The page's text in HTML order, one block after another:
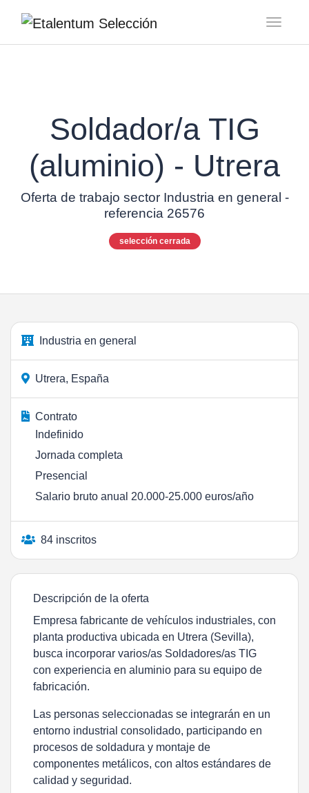
Soldador/a TIG
(aluminio) - Utrera
Oferta de trabajo sector Industria en general -
referencia 26576
selección cerrada
Industria en general
Utrera, España
Contrato
Indefinido
Jornada completa
Presencial
Salario bruto anual 20.000-25.000 euros/año
84 inscritos
Descripción de la oferta
Empresa fabricante de vehículos industriales, con
planta productiva ubicada en Utrera (Sevilla),
busca incorporar varios/as Soldadores/as TIG
con experiencia en aluminio para su equipo de
fabricación.
Las personas seleccionadas se integrarán en un
entorno industrial consolidado, participando en
procesos de soldadura y montaje de
componentes metálicos, con altos estándares de
calidad y seguridad.